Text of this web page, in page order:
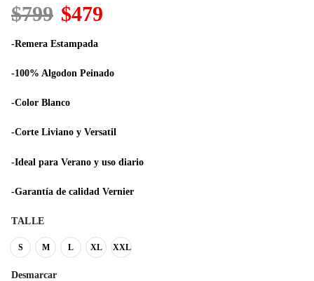
$799 El
precio
original
$799.
$479
$479.
-Remera Estampada
-100% Algodon Peinado
-Color Blanco
-Corte Liviano y Versatil
-Ideal para Verano y uso diario
-Garantía de calidad Vernier
TALLE
S M L XL XXL
Desmarcar